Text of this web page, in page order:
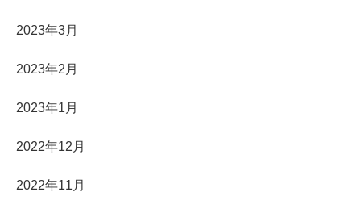
2023年3月
2023年2月
2023年1月
2022年12月
2022年11月